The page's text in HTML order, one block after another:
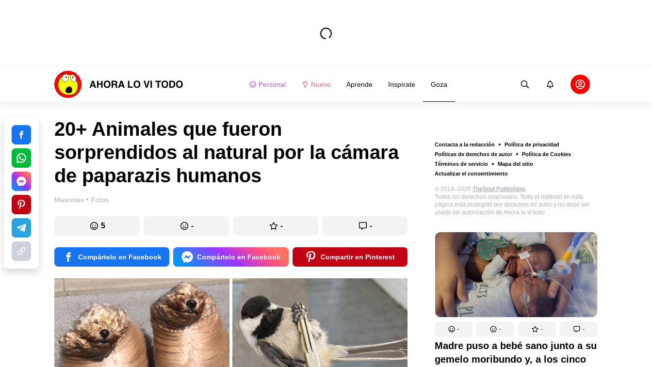
Personal Nuevo Aprende Inspírate Goza
Contacta a la redacción
Política de privacidad
Políticas de derechos de autor
Política de Cookies
Términos de servicio
Mapa del sitio
Actualizar el consentimiento
© 2014–2026 TheSoul Publishing.
Todos los derechos reservados. Todo el material en esta
página está protegido por derechos de autor y no debe ser
usado sin autorización de Ahora lo vi todo
- - - -
Madre puso a bebé sano junto a su
gemelo moribundo y, a los cinco
20+ Animales que fueron
sorprendidos al natural por la cámara
de paparazis humanos
Mascotas · Fotos
5 - - -
Compártelo en Facebook Compártelo en Facebook Compartir en Pinterest